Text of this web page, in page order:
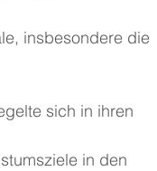
insbesondere die
sich in ihren
in den